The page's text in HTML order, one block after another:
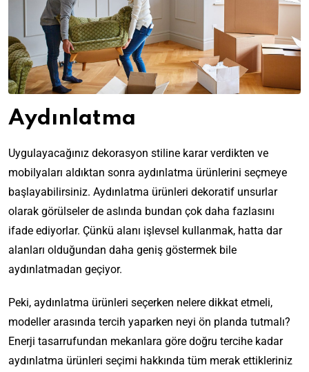
Aydınlatma
Uygulayacağınız dekorasyon stiline karar verdikten ve
mobilyaları aldıktan sonra aydınlatma ürünlerini seçmeye
başlayabilirsiniz. Aydınlatma ürünleri dekoratif unsurlar
olarak görülseler de aslında bundan çok daha fazlasını
ifade ediyorlar. Çünkü alanı işlevsel kullanmak, hatta dar
alanları olduğundan daha geniş göstermek bile
aydınlatmadan geçiyor.
Peki, aydınlatma ürünleri seçerken nelere dikkat etmeli,
modeller arasında tercih yaparken neyi ön planda tutmalı?
Enerji tasarrufundan mekanlara göre doğru tercihe kadar
aydınlatma ürünleri seçimi hakkında tüm merak ettikleriniz